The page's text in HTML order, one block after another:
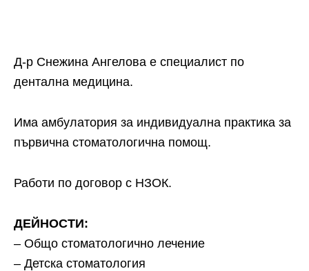
Д-р Снежина Ангелова е специалист по
дентална медицина.
Има амбулатория за индивидуална практика за
първична стоматологична помощ.
Работи по договор с НЗОК.
ДЕЙНОСТИ:
– Общо стоматологично лечение
– Детска стоматология